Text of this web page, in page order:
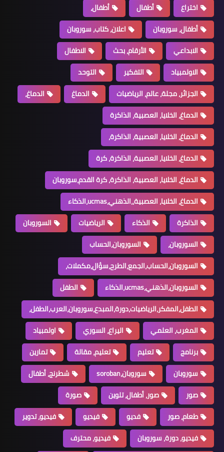
اختراع أطفال
أطفال،
أطفال، سوروبان
اعلان، كتاب، سوروبان
الابداعي
الأرقام، بحث
الاطفال
الاولمبياد
التفكير
التوحد
الجزائر، مجلة، عالم، الرياضيات
الدماغ
الدماغ،
الدماغ، الخلايا، العصبية، الذاكرة
الدماغ، الخلايا، العصبية، الذاكرة،
الدماغ، الخلايا، العصبية، الذاكرة، كرة
الدماغ، الخلايا، العصبية، الذاكرة، كرة القدم،سوروبان
الدماغ، الخلايا، العصبية،،الذهني،ucmas،الذكاء
الذاكرة
الذكاء الرياضيات
السوروبان
السوروبان،
السوروبان،الحساب
السوروبان،الحساب،الجمع،الطرح،سؤال،مكملات،
السوروبان،الذهني،ucmas،الذكاء
الطفل
الطفل،المفكر،الرياضيات،دورة،المبدع،سوروبان،العرب،الطفل،
المغرب، العلمي
اليراع، السوري
اولمبياد
برنامج
تعليم تعليم، مقالة
تمارين
سوروبان
سوروبان،soroban
شطرنج، أطفال
صور
صور، أطفال، تلوين
صورة
طعام، صور
فديو فيديو
فيديو، تدوير
فيديو، دورة، سوروبان
فيديو، محترف